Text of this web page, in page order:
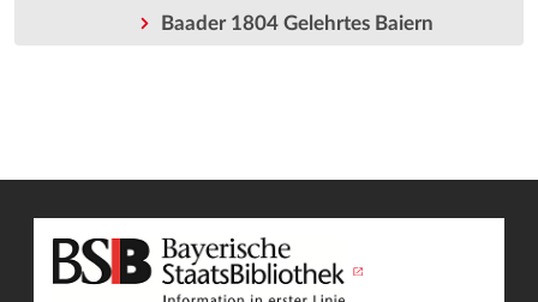
Baader 1804 Gelehrtes Baiern